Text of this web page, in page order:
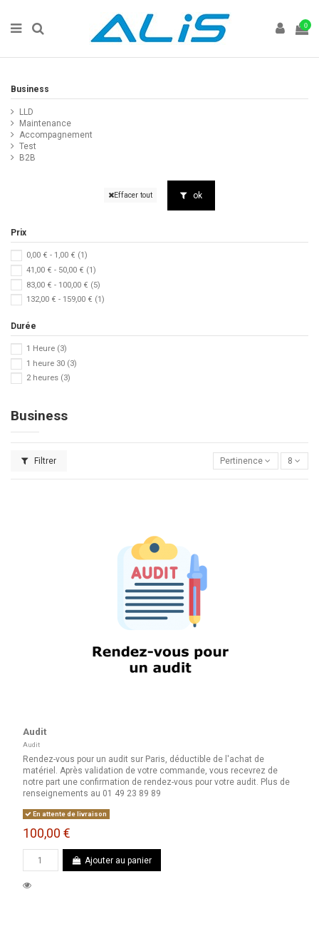
0
Business
Filtrer Pertinence 8
Audit
Audit
Rendez-vous pour un audit sur Paris, déductible de l'achat de
matériel. Après validation de votre commande, vous recevrez de
notre part une confirmation de rendez-vous pour votre audit. Plus de
renseignements au 01 49 23 89 89
En attente de livraison
100,00 €
Ajouter au panier
Business
LLD
Maintenance
Accompagnement
Test
B2B
Effacer tout ok
Prix
0,00 € - 1,00 € (1)
41,00 € - 50,00 € (1)
83,00 € - 100,00 € (5)
132,00 € - 159,00 € (1)
Durée
1 Heure (3)
1 heure 30 (3)
2 heures (3)